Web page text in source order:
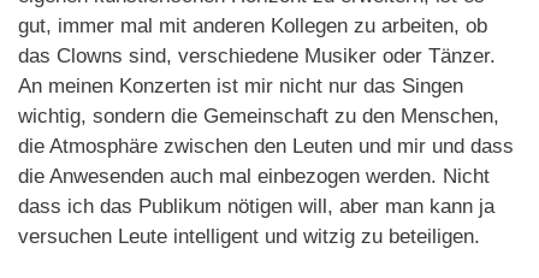
gut, immer mal mit anderen Kollegen zu arbeiten, ob
das Clowns sind, verschiedene Musiker oder Tänzer.
An meinen Konzerten ist mir nicht nur das Singen
wichtig, sondern die Gemeinschaft zu den Menschen,
die Atmosphäre zwischen den Leuten und mir und dass
die Anwesenden auch mal einbezogen werden. Nicht
dass ich das Publikum nötigen will, aber man kann ja
versuchen Leute intelligent und witzig zu beteiligen.